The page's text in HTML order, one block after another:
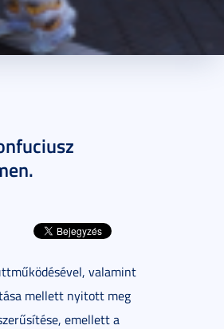
valamint
mellett nyitott meg
emellett a